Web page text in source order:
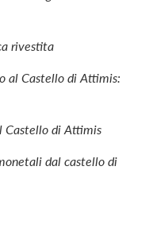
rivestita
al Castello di Attimis:
Castello di Attimis
dal castello di